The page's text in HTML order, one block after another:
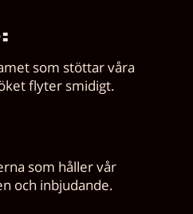
som stöttar våra
flyter smidigt.
som håller vår
och inbjudande.